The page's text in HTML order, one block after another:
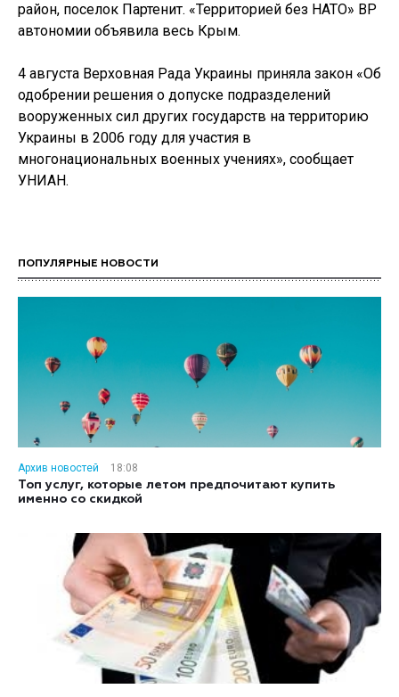
район, поселок Партенит. «Территорией без НАТО» ВР
автономии объявила весь Крым.
4 августа Верховная Рада Украины приняла закон «Об
одобрении решения о допуске подразделений
вооруженных сил других государств на территорию
Украины в 2006 году для участия в
многонациональных военных учениях», сообщает
УНИАН.
ПОПУЛЯРНЫЕ НОВОСТИ
Архив новостей
18:08
Топ услуг, которые летом предпочитают купить
именно со скидкой